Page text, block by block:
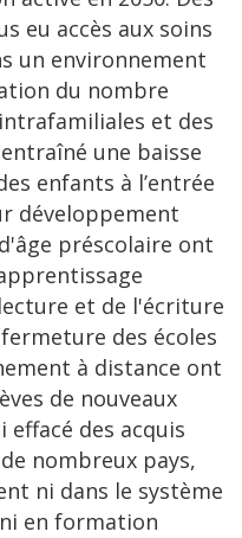
eu accès aux soins
un environnement
du nombre
et des
une baisse
enfants à l’entrée
développement
préscolaire ont
et de l'écriture
des écoles
à distance ont
de nouveaux
effacé des acquis
nombreux pays,
ni dans le système
en formation